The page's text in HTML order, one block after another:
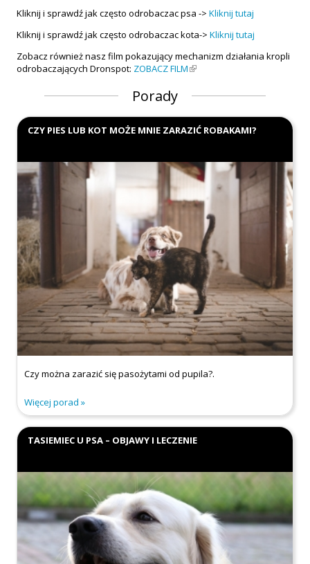
Kliknij i sprawdź jak często odrobaczac psa ->Kliknij tutaj
Kliknij i sprawdź jak często odrobaczac kota->Kliknij tutaj
Zobacz również nasz film pokazujący mechanizm działania kropli
odrobaczających Dronspot: ZOBACZ FILM(link is external)
Porady
CZY PIES LUB KOT MOŻE MNIE ZARAZIĆ ROBAKAMI?
Czy można zarazić się pasożytami od pupila?.
Więcej porad
TASIEMIEC U PSA – OBJAWY I LECZENIE